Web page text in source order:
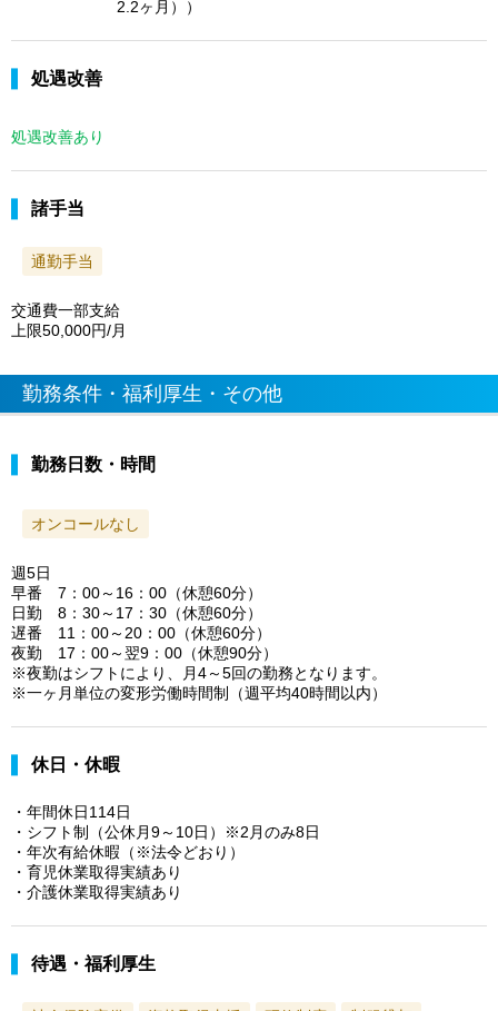
2.2ヶ月））
処遇改善
処遇改善あり
諸手当
通勤手当
交通費一部支給
上限50,000円/月
勤務条件・福利厚生・その他
勤務日数・時間
オンコールなし
週5日
早番 7：00～16：00（休憩60分）
日勤 8：30～17：30（休憩60分）
遅番 11：00～20：00（休憩60分）
夜勤 17：00～翌9：00（休憩90分）
※夜勤はシフトにより、月4～5回の勤務となります。
※一ヶ月単位の変形労働時間制（週平均40時間以内）
休日・休暇
・年間休日114日
・シフト制（公休月9～10日）※2月のみ8日
・年次有給休暇（※法令どおり）
・育児休業取得実績あり
・介護休業取得実績あり
待遇・福利厚生